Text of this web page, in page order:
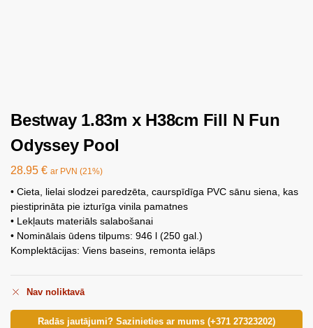
Bestway 1.83m x H38cm Fill N Fun
Odyssey Pool
28.95 € ar PVN (21%)
• Cieta, lielai slodzei paredzēta, caurspīdīga PVC sānu siena, kas
piestiprināta pie izturīga vinila pamatnes
• Lekļauts materiāls salabošanai
• Nominālais ūdens tilpums: 946 l (250 gal.)
Komplektācijas: Viens baseins, remonta ielāps
Nav noliktavā
Radās jautājumi? Sazinieties ar mums (+371 27323202)